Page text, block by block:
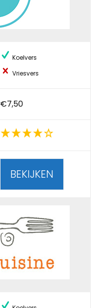
Koelvers
Vriesvers
€7,50
BEKIJKEN